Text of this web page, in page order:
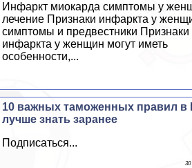
Инфаркт миокарда симптомы у
лечение Признаки инфаркта у
симптомы и предвестники Признаки
инфаркта у женщин могут иметь
особенности,...
10 важных таможенных правил в
лучше знать заранее
Подписаться...
30